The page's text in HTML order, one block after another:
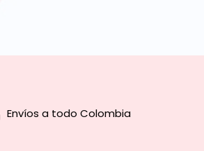
Envíos a todo Colombia